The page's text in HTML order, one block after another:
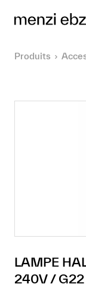
Aller au contenu
Produits
LAMPE
240V / G22